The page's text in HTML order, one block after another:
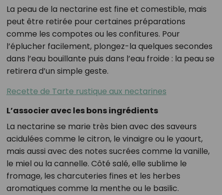
La peau de la nectarine est fine et comestible, mais
peut être retirée pour certaines préparations
comme les compotes ou les confitures. Pour
l’éplucher facilement, plongez-la quelques secondes
dans l’eau bouillante puis dans l’eau froide : la peau se
retirera d’un simple geste.
Recette de Tarte rustique aux nectarines
L’associer avec les bons ingrédients
La nectarine se marie très bien avec des saveurs
acidulées comme le citron, le vinaigre ou le yaourt,
mais aussi avec des notes sucrées comme la vanille,
le miel ou la cannelle. Côté salé, elle sublime le
fromage, les charcuteries fines et les herbes
aromatiques comme la menthe ou le basilic.